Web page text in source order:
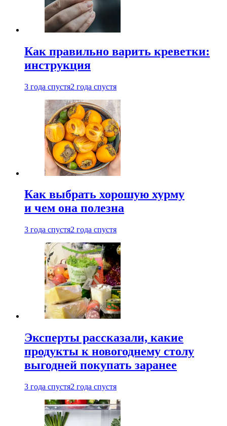
Как правильно варить креветки:
инструкция
3 года спустя2 года спустя
Как выбрать хорошую хурму
и чем она полезна
3 года спустя2 года спустя
Эксперты рассказали, какие
продукты к новогоднему столу
выгодней покупать заранее
3 года спустя2 года спустя